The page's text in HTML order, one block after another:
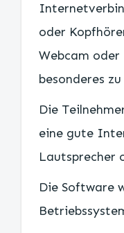
oder
Webcam
besonderes
Die
eine gute
Lautsprecher
Die Software